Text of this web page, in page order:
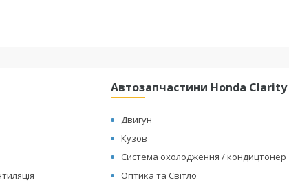
Автозапчастини Honda Clarity
Двигун
Кузов
Система охолодження / кондицтонер
Оптика та Світло